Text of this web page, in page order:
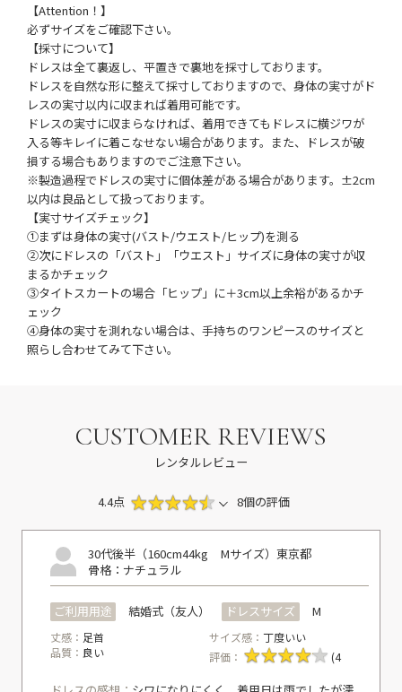
【Attention！】
必ずサイズをご確認下さい。
【採寸について】
ドレスは全て裏返し、平置きで裏地を採寸しております。
ドレスを自然な形に整えて採寸しておりますので、身体の実寸がド
レスの実寸以内に収まれば着用可能です。
ドレスの実寸に収まらなければ、着用できてもドレスに横ジワが
入る等キレイに着こなせない場合があります。また、ドレスが破
損する場合もありますのでご注意下さい。
※製造過程でドレスの実寸に個体差がある場合があります。±2cm
以内は良品として扱っております。
【実寸サイズチェック】
①まずは身体の実寸(バスト/ウエスト/ヒップ)を測る
②次にドレスの「バスト」「ウエスト」サイズに身体の実寸が収
まるかチェック
③タイトスカートの場合「ヒップ」に＋3cm以上余裕があるかチ
ェック
④身体の実寸を測れない場合は、手持ちのワンピースのサイズと
照らし合わせてみて下さい。
CUSTOMER REVIEWS
レンタルレビュー
4.4点 8個の評価
30代後半（160cm44kg Mサイズ） 東京都
骨格：ナチュラル
ご利用用途 結婚式（友人） ドレスサイズ M
丈感： 足首 サイズ感：丁度いい
品質： 良い 評価： (4